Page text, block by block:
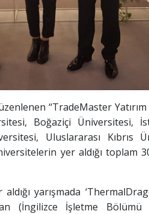
‘‘TradeMaster Yatırım
Boğaziçi Üniversitesi,
Uluslararası Kıbrıs
yer aldığı toplam
yarışmada
(İngilizce İşletme